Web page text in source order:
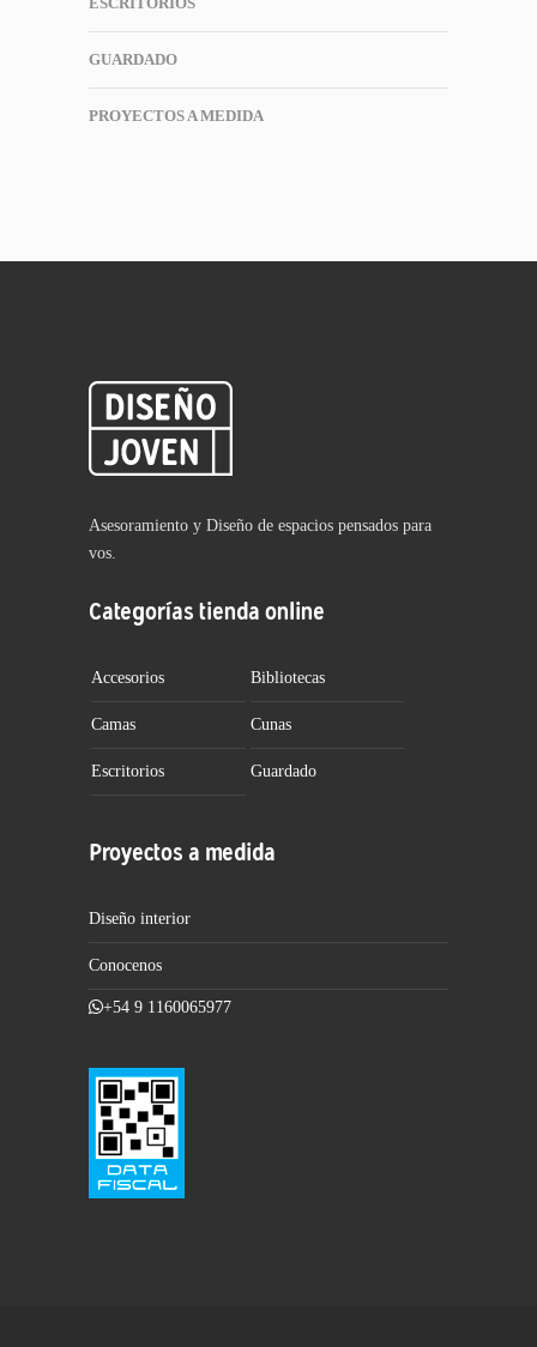
GUARDADO
PROYECTOS A MEDIDA
Asesoramiento y Diseño de espacios pensados para
vos.
Categorías tienda online
Accesorios Bibliotecas
Camas Cunas
Escritorios Guardado
Proyectos a medida
Diseño interior
Conocenos
+54 9 1160065977